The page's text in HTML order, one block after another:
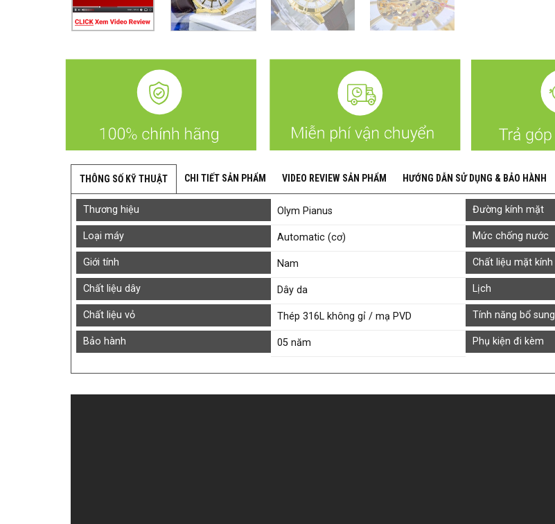
THÔNG SỐ KỸ THUẬT CHI TIẾT SẢN PHẨM VIDEO REVIEW SẢN PHẨM HƯỚNG DẪN SỬ DỤNG & BẢO HÀNH
Thương hiệu Olym Pianus Đường kính mặt
Loại máy Automatic (cơ) Mức chống nước
Giới tính Nam Chất liệu mặt kính
Chất liệu dây Dây da Lịch
Chất liệu vỏ Thép 316L không gỉ / mạ PVD Tính năng bổ sung
Bảo hành 05 năm Phụ kiện đi kèm